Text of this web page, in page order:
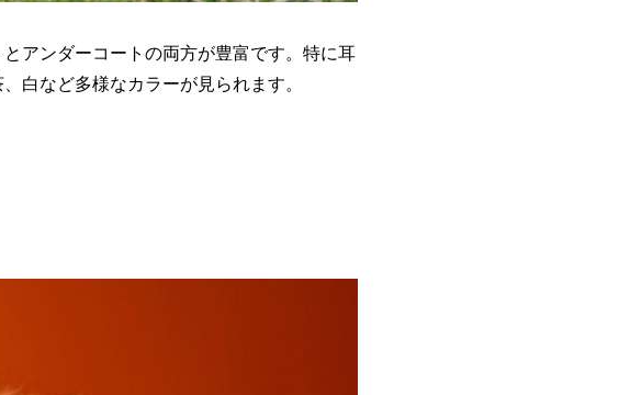
アンダーコートの両方が豊富です。特に耳
白など多様なカラーが見られます。